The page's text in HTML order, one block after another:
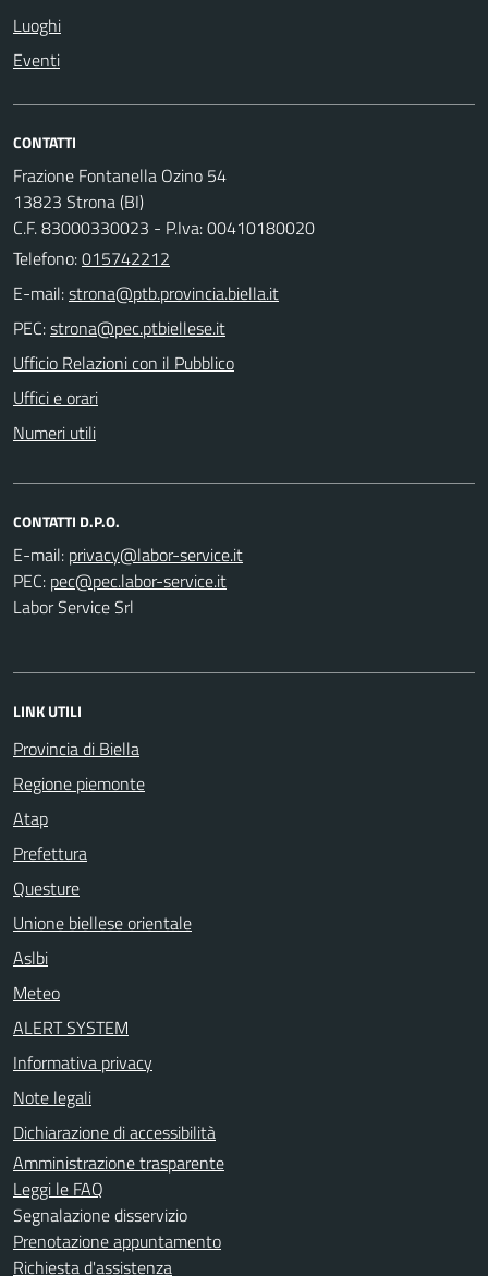
Luoghi
Eventi
CONTATTI
Frazione Fontanella Ozino 54
13823 Strona (BI)
C.F. 83000330023 - P.Iva: 00410180020
Telefono:015742212
E-mail:
PEC:
Ufficio Relazioni con il Pubblico
Uffici e orari
Numeri utili
CONTATTI D.P.O.
E-mail:
PEC:
Labor Service Srl
LINK UTILI
Provincia di Biella
Regione piemonte
Atap
Prefettura
Questure
Unione biellese orientale
Aslbi
Meteo
ALERT SYSTEM
Informativa privacy
Note legali
Dichiarazione di accessibilità
Amministrazione trasparente
Leggi le FAQ
Segnalazione disservizio
Prenotazione appuntamento
Richiesta d'assistenza